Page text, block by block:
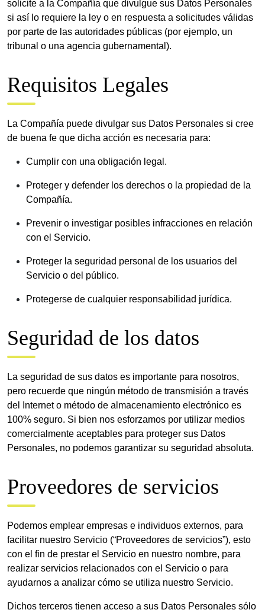
solicite a la Compañía que divulgue sus Datos Personales
si así lo requiere la ley o en respuesta a solicitudes válidas
por parte de las autoridades públicas (por ejemplo, un
tribunal o una agencia gubernamental).
Requisitos Legales
La Compañía puede divulgar sus Datos Personales si cree
de buena fe que dicha acción es necesaria para:
Cumplir con una obligación legal.
Proteger y defender los derechos o la propiedad de la
Compañía.
Prevenir o investigar posibles infracciones en relación
con el Servicio.
Proteger la seguridad personal de los usuarios del
Servicio o del público.
Protegerse de cualquier responsabilidad jurídica.
Seguridad de los datos
La seguridad de sus datos es importante para nosotros,
pero recuerde que ningún método de transmisión a través
del Internet o método de almacenamiento electrónico es
100% seguro. Si bien nos esforzamos por utilizar medios
comercialmente aceptables para proteger sus Datos
Personales, no podemos garantizar su seguridad absoluta.
Proveedores de servicios
Podemos emplear empresas e individuos externos, para
facilitar nuestro Servicio (“Proveedores de servicios”), esto
con el fin de prestar el Servicio en nuestro nombre, para
realizar servicios relacionados con el Servicio o para
ayudarnos a analizar cómo se utiliza nuestro Servicio.
Dichos terceros tienen acceso a sus Datos Personales sólo